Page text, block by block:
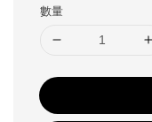
數量